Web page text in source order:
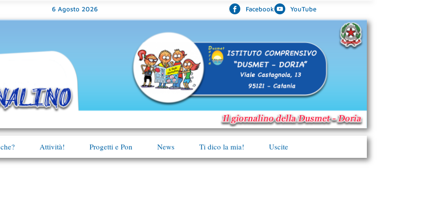
6 Agosto 2026 Facebook YouTube
Attività! Progetti e Pon News Ti dico la mia! Uscite